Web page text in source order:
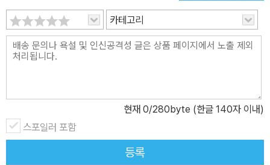
스꺼웠다. 난로에서 발생한 일산화탄소 중독이었다. 에밀 졸라 역시
동일한 증세로 잠에서 깨어났다. 하지만 두 사람 모두 구조를 요청할
힘이 없었다. 다음 날 아침 아홉 시경 아무런 기척이 없던 방문을 하인
들이 열고 들어왔다. 그들은 이미 죽어 있는 에밀 졸라와 실신한 그의
로 치러졌으며, 그로부터 6년 뒤인 1908년 6월 6일, 그의 유해는 프
랑스의 위인들이 안치되어 있는 팡테옹 신전(le Panthéon)으로 옮
겨졌다. 이제 그는 프랑스의 영원한 지성으로 기억되며 존경받고 있
카테고리
현재 0/280byte (한글 140자 이내)
스포일러 포함
등록